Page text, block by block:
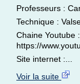
Professeurs :
Technique :
Chaine Youtube :
https://
Site internet :...
Voir la suite